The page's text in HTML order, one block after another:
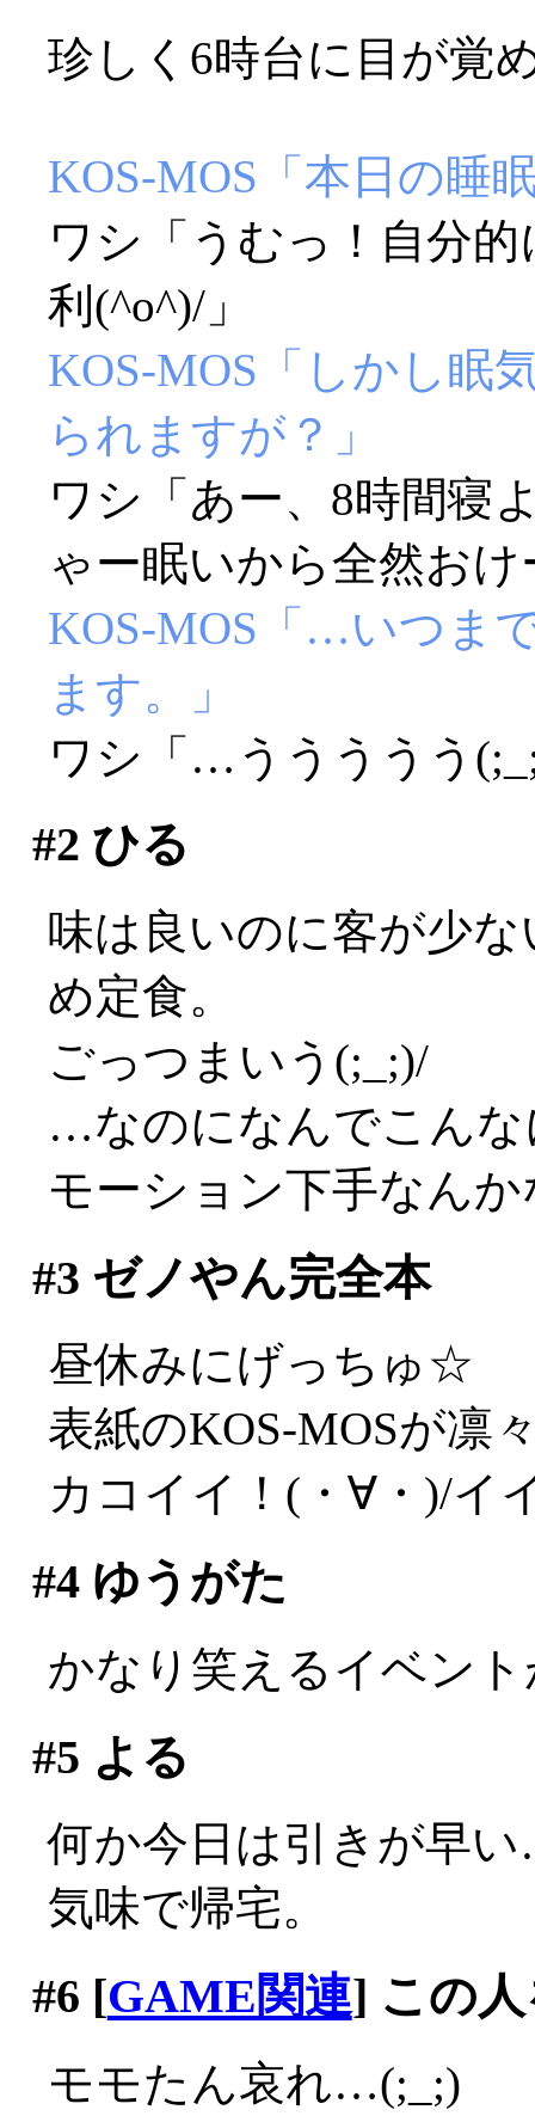
珍しく6時台に目が覚
KOS-MOS「本日の睡
ワシ「うむっ！自分
利(^o^)/」
KOS-MOS「しかし眠
られますが？」
ワシ「あー、8時間寝
ゃー眠いから全然おけ
KOS-MOS「…いつま
ます。」
ワシ「…ううううう
#2 ひる
味は良いのに客が少
め定食。
ごっつまいう(;_;)/
…なのになんでこんな
モーション下手なん
#3 ゼノやん完全本
昼休みにげっちゅ☆
表紙のKOS-MOSが凛
カコイイ！(・∀・)/イ
#4ゆうがた
かなり笑えるイベン
#5 よる
何か今日は引きが早
気味で帰宅。
#6 [GAME関連] この
モモたん哀れ…(;_;)